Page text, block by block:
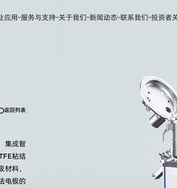
应用 服务与支持 关于我们 新闻动态 联系我们 投资者
返回列表
集成智
粘结
料，
电极的